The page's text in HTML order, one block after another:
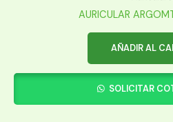
AURICULAR
AÑADIR AL
SOLICITAR